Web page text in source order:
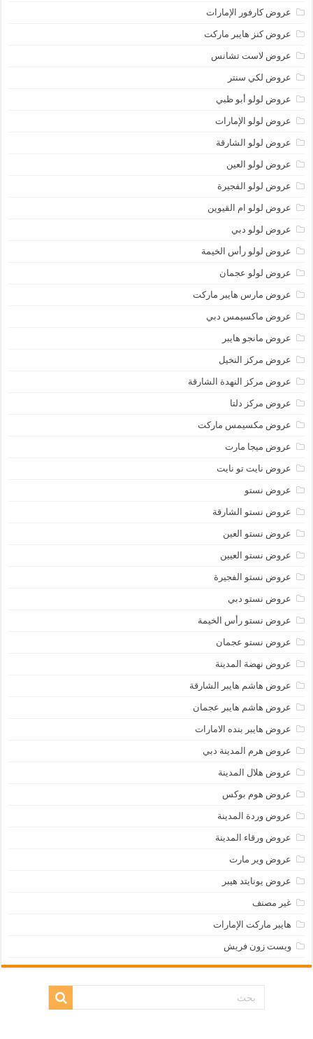
عروض كارفور الإمارات
عروض كنز هايبر ماركت
عروض لاست تشانس
عروض لكي سنتر
عروض لولو أبو ظبي
عروض لولو الإمارات
عروض لولو الشارقة
عروض لولو العين
عروض لولو الفجيرة
عروض لولو ام القيوين
عروض لولو دبي
عروض لولو رأس الخيمة
عروض لولو عجمان
عروض مارس هايبر ماركت
عروض ماكسيمس دبي
عروض مانجو هايبر
عروض مركز النخيل
عروض مركز النهدة الشارقة
عروض مركز دلتا
عروض مكسيمس ماركت
عروض ميجا مارت
عروض نايت تو نايت
عروض نستو
عروض نستو الشارقة
عروض نستو العين
عروض نستو العيين
عروض نستو الفجيرة
عروض نستو دبي
عروض نستو رأس الخيمة
عروض نستو عجمان
عروض نهضة المدينة
عروض هاشم هايبر الشارقة
عروض هاشم هايبر عجمان
عروض هايبر بنده الامارات
عروض هرم المدينة دبي
عروض هلال المدينة
عروض هوم بوكس
عروض وردة المدينة
عروض ورقاء المدينة
عروض وير مارت
عروض يونايتد هيبر
غير مصنف
هايبر ماركت الإمارات
ويست زون فريش